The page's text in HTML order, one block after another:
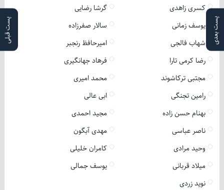
پست بعدی پست قبلی
کسری زاهدی
گرشا رضایی
یوسف زمانی
سالار صفرزاده
شهاب فالجی
امیرحافظ رنجبر
رضا کرمی تارا
فرهاد جهانگیری
مجتبی ترکاشوند
محمد امیری
رامین تجنگی
ابی عالی
بهنام حسن زاده
مجید احمدی
ناصر عباسی
مهدی آبگون
وحید مرادی
کامران خلیلی
میلاد قربانی
یوسف جمالی
نوید زردی